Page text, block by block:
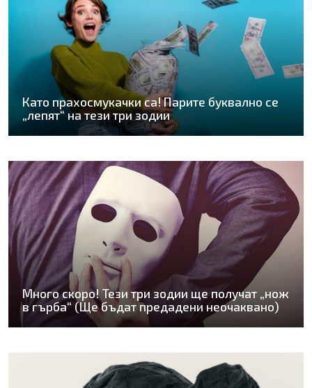
Като прахосмукачки са! Парите буквално се
„лепят“ на тези три зодии
Много скоро! Тези три зодии ще получат „нож
в гърба“ (Ще бъдат предадени неочаквано)